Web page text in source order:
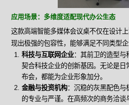
应用场景：多维度适配现代办公生态
这款高端智能多媒体会议桌不仅在设计
现出极强的包容性，能够满足不同类型企
科技与互联网企业：其前卫的造型与
契合科技企业的创新基因。无论是日
布会，都能为企业形象加分。
金融与投资机构：沉稳的灰黑配色与
的专业与严谨。在高频次的商务洽谈